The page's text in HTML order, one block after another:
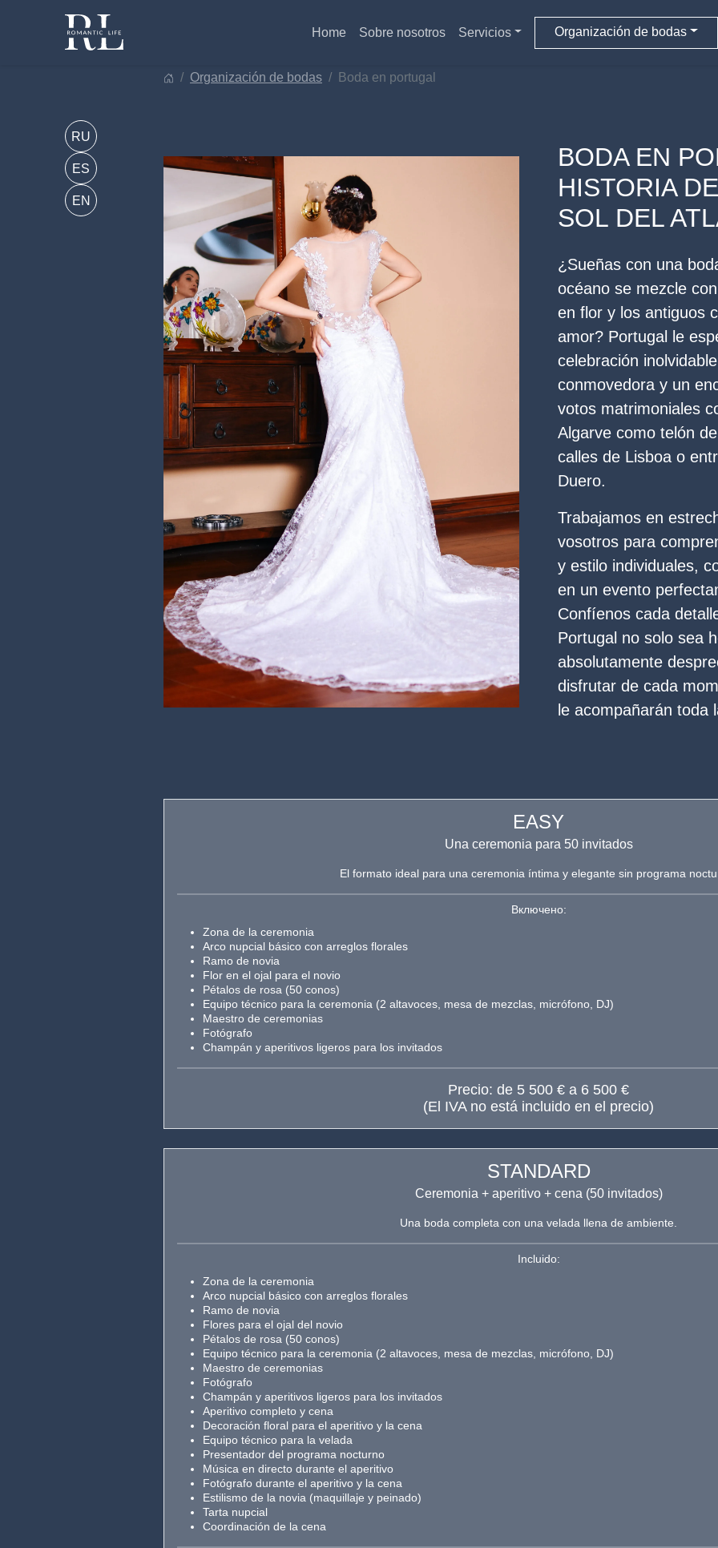
Home Sobre nosotros Servicios Organización de bodas
RU
ES
EN
organización de bodas boda en portugal
BODA EN
HISTORIA
SOL DEL
¿Sueñas con una
océano se mezcle
en flor y los antiguos
amor? Portugal le
celebración
conmovedora y un
votos matrimoniales
Algarve como telón
calles de Lisboa o
Duero.
Trabajamos en
vosotros para
y estilo individuales,
en un evento
Confíenos cada
Portugal no solo sea
absolutamente
disfrutar de cada
le acompañarán toda
EASY
Una ceremonia para 50 invitados
El formato ideal para una ceremonia íntima y elegante sin programa
Включено:
Zona de la ceremonia
Arco nupcial básico con arreglos florales
Ramo de novia
Flor en el ojal para el novio
Pétalos de rosa (50 conos)
Equipo técnico para la ceremonia (2 altavoces, mesa de mezclas, micrófono, DJ)
Maestro de ceremonias
Fotógrafo
Champán y aperitivos ligeros para los invitados
Precio: de 5 500 € a 6 500 €
(El IVA no está incluido en el precio)
STANDARD
Ceremonia + aperitivo + cena (50 invitados)
Una boda completa con una velada llena de ambiente.
Incluido:
Zona de la ceremonia
Arco nupcial básico con arreglos florales
Ramo de novia
Flores para el ojal del novio
Pétalos de rosa (50 conos)
Equipo técnico para la ceremonia (2 altavoces, mesa de mezclas, micrófono, DJ)
Maestro de ceremonias
Fotógrafo
Champán y aperitivos ligeros para los invitados
Aperitivo completo y cena
Decoración floral para el aperitivo y la cena
Equipo técnico para la velada
Presentador del programa nocturno
Música en directo durante el aperitivo
Fotógrafo durante el aperitivo y la cena
Estilismo de la novia (maquillaje y peinado)
Tarta nupcial
Coordinación de la cena